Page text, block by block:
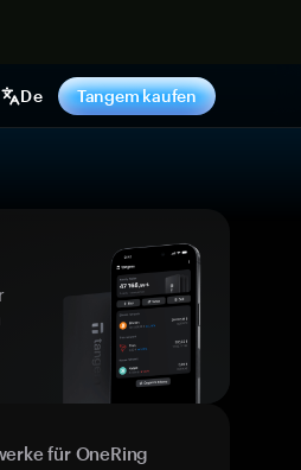
De Tangem kaufen
für OneRing